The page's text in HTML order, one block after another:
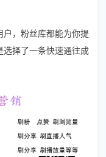
，粉丝库都能为你提
择了一条快速通往成